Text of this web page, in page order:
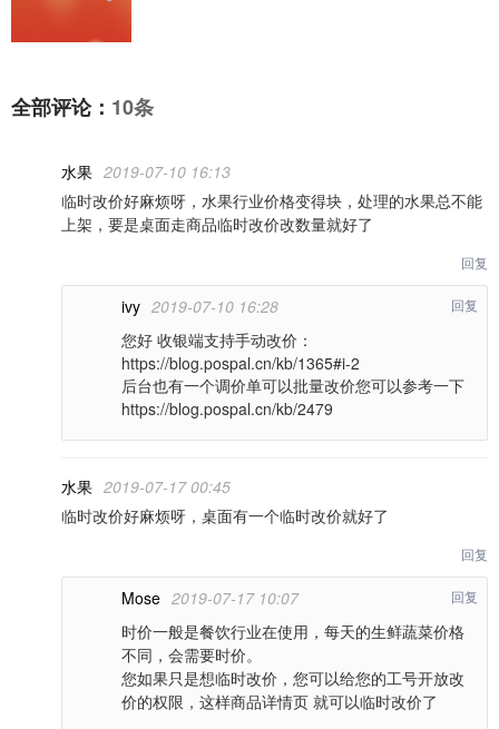
全部评论： 10条
水果 2019-07-10 16:13
临时改价好麻烦呀，水果行业价格变得块，处理的水果总不能
上架，要是桌面走商品临时改价改数量就好了
回复
ivy 2019-07-10 16:28
您好 收银端支持手动改价：
https://blog.pospal.cn/kb/1365#i-2
后台也有一个调价单可以批量改价您可以参考一下
https://blog.pospal.cn/kb/2479
回复
水果 2019-07-17 00:45
临时改价好麻烦呀，桌面有一个临时改价就好了
回复
Mose 2019-07-17 10:07
时价一般是餐饮行业在使用，每天的生鲜蔬菜价格
不同，会需要时价。
您如果只是想临时改价，您可以给您的工号开放改
价的权限，这样商品详情页 就可以临时改价了
回复